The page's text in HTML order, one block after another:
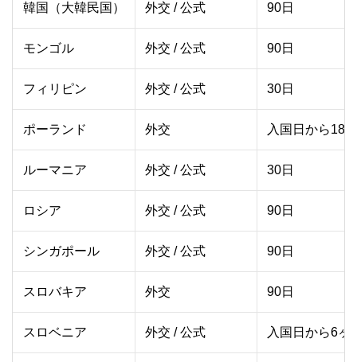
韓国（大韓民国） 外交 / 公式 90日
モンゴル 外交 / 公式 90日
フィリピン 外交 / 公式 30日
ポーランド 外交 入国日から
ルーマニア 外交 / 公式 30日
ロシア 外交 / 公式 90日
シンガポール 外交 / 公式 90日
スロバキア 外交 90日
スロベニア 外交 / 公式 入国日から6ヶ